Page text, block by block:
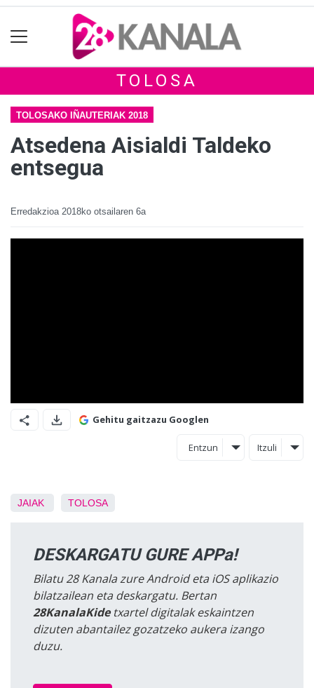
TOLOSA
TOLOSAKO IÑAUTERIAK 2018
Atsedena Aisialdi Taldeko
entsegua
Erredakzioa 2018ko otsailaren 6a
Gehitu gaitzazu Googlen
Entzun Itzuli
JAIAK TOLOSA
DESKARGATU GURE APPa!
Bilatu 28 Kanala zure Android eta iOS aplikazio
bilatzailean eta deskargatu. Bertan
28KanalaKidetxartel digitalak eskaintzen
dizuten abantailez gozatzeko aukera izango
duzu.